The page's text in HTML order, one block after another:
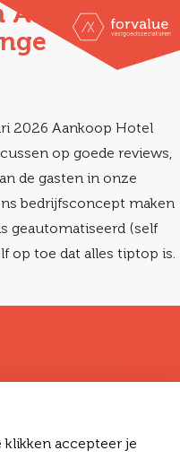
Amsterdam:
2026 Aankoop Hotel
op goede reviews,
de gasten in onze
bedrijfsconcept maken
geautomatiseerd (self
op toe dat alles tiptop is.
accepteer je